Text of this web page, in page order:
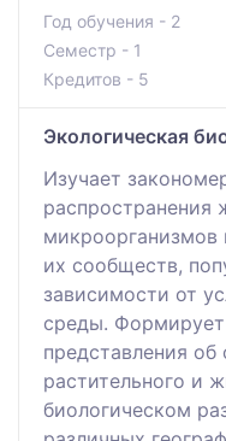
Год обучения - 2
Семестр - 1
Кредитов - 5
Экологическая
Изучает
распространения
микроорганизмов
их сообществ,
зависимости от
среды.
представления
растительного и
биологическом